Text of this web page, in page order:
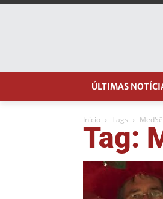
ÚLTIMAS
Início Tags
Tag: